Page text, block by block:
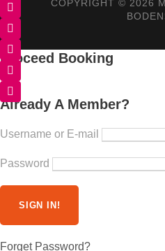
COPYRIGHT © 2026
Proceed Booking
Already A Member?
Username or E-mail
Password
Forget Password?